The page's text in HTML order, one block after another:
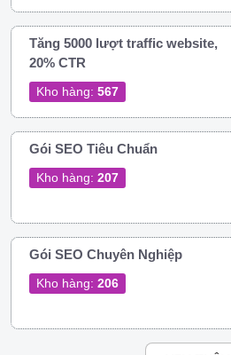
Tăng 5000 lượt traffic website,
20% CTR
Kho hàng: 567
Gói SEO Tiêu Chuẩn
Kho hàng: 207
Gói SEO Chuyên Nghiệp
Kho hàng: 206